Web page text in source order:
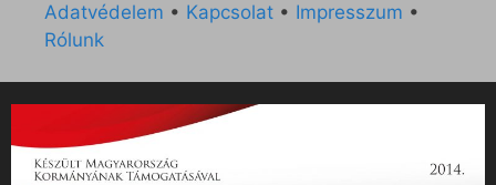
Adatvédelem • Kapcsolat • Impresszum •
Rólunk